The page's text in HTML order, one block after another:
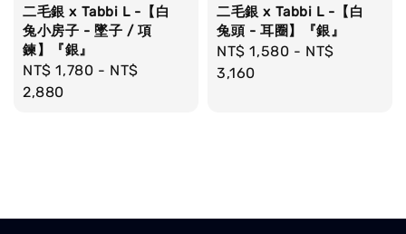
二毛銀 x Tabbi L -【白
兔小房子 - 墜子 / 項
鍊】『銀』
Regular
price
NT$ 1,780 - NT$
2,880
二毛銀 x Tabbi L -【白
兔頭 - 耳圈】『銀』
Regular
price
NT$ 1,580 - NT$
3,160